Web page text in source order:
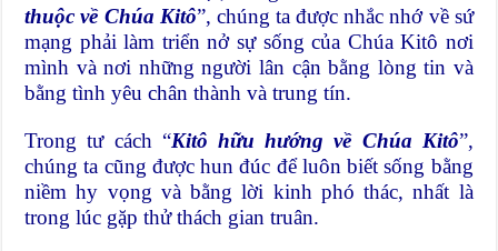
thuộc về Chúa Kitô”, chúng ta được nhắc nhớ về sứ
mạng phải làm triển nở sự sống của Chúa Kitô nơi
mình và nơi những người lân cận bằng lòng tin và
bằng tình yêu chân thành và trung tín.
Trong tư cách “Kitô hữu hướng về Chúa Kitô”,
chúng ta cũng được hun đúc để luôn biết sống bằng
niềm hy vọng và bằng lời kinh phó thác, nhất là
trong lúc gặp thử thách gian truân.